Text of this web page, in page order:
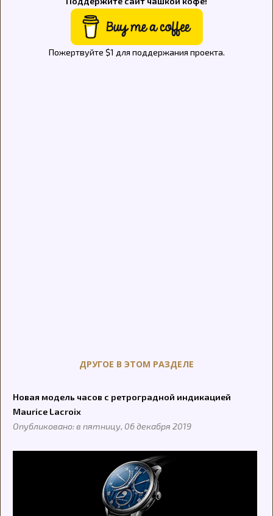
Пожертвуйте $1 для поддержания проекта.
ДРУГОЕ В ЭТОМ РАЗДЕЛЕ
Новая модель часов с ретроградной индикацией
Maurice Lacroix
Опубликовано: в пятницу, 06 декабря 2019